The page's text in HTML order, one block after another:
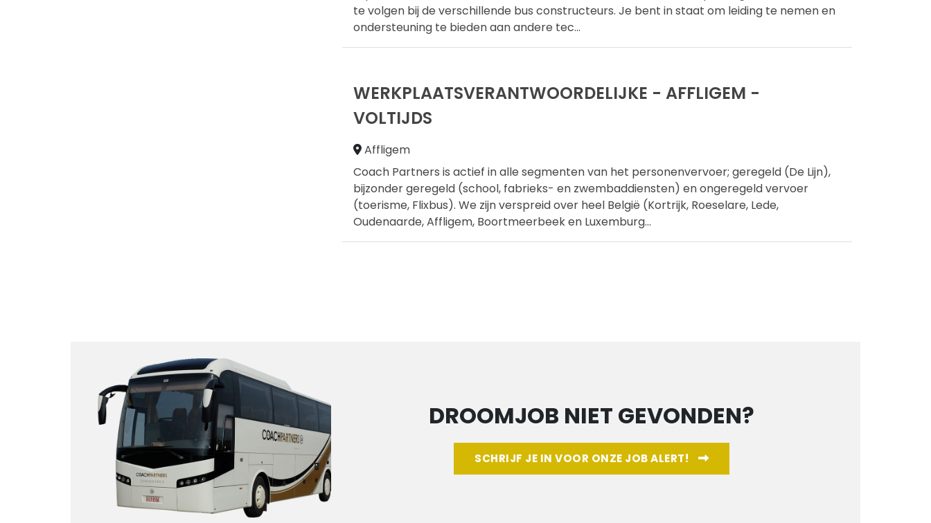
te volgen bij de verschillende bus constructeurs. Je bent in staat om leiding te nemen en
ondersteuning te bieden aan andere tec...
WERKPLAATSVERANTWOORDELIJKE - AFFLIGEM -
VOLTIJDS
Affligem
Coach Partners is actief in alle segmenten van het personenvervoer; geregeld (De Lijn),
bijzonder geregeld (school, fabrieks- en zwembaddiensten) en ongeregeld vervoer
(toerisme, Flixbus). We zijn verspreid over heel België (Kortrijk, Roeselare, Lede,
Oudenaarde, Affligem, Boortmeerbeek en Luxemburg...
DROOMJOB NIET GEVONDEN?
SCHRIJF JE IN VOOR ONZE JOB ALERT!